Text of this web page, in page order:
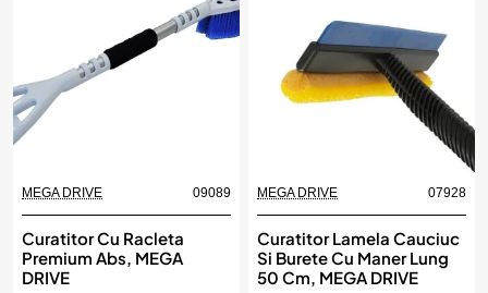
MEGA DRIVE 09089
Curatitor Cu Racleta
Premium Abs, MEGA
DRIVE
MEGA DRIVE 07928
Curatitor Lamela Cauciuc
Si Burete Cu Maner Lung
50 Cm, MEGA DRIVE